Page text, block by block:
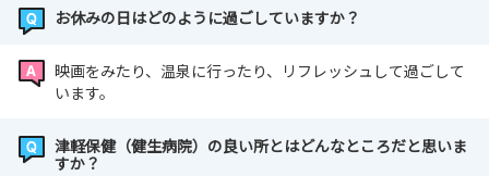
お休みの日はどのように過ごしていますか？
映画をみたり、温泉に行ったり、リフレッシュして過ごして
います。
津軽保健（健生病院）の良い所とはどんなところだと思いま
すか？